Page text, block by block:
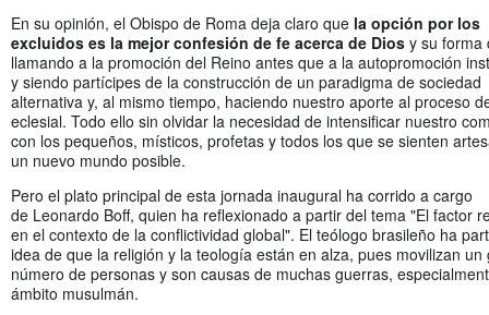
En su opinión, el Obispo de Roma deja claro que la opción por los
excluidos es la mejor confesión de fe acerca de Dios y su forma
llamando a la promoción del Reino antes que a la autopromoción
y siendo partícipes de la construcción de un paradigma de sociedad
alternativa y, al mismo tiempo, haciendo nuestro aporte al proceso
eclesial. Todo ello sin olvidar la necesidad de intensificar nuestro
con los pequeños, místicos, profetas y todos los que se sienten
un nuevo mundo posible.
Pero el plato principal de esta jornada inaugural ha corrido a cargo
de Leonardo Boff, quien ha reflexionado a partir del tema "El factor
en el contexto de la conflictividad global". El teólogo brasileño ha
idea de que la religión y la teología están en alza, pues movilizan un
número de personas y son causas de muchas guerras,
ámbito musulmán.